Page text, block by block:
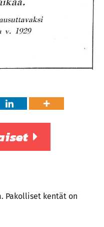
Pakolliset kentät on